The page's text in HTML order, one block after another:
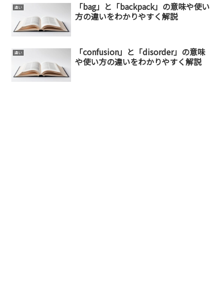
違い
「bag」と「backpack」の意味や使い
方の違いをわかりやすく解説
違い
「confusion」と「disorder」の意味
や使い方の違いをわかりやすく解説